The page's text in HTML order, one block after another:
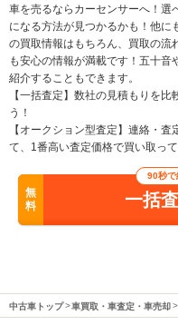
車を売るならカーセンサーへ！選
になる方法が見つかるかも！他に
の買取情報はもちろん、買取の流
も安心の情報が満載です！五十音
紹介することもできます。
【一括査定】数社の見積もりを
う！
【オークション型査定】連絡・
て、1番高い査定価格で買い取って
無
料
90秒で
一括
中古車トップ 車買取・車査定・車売却